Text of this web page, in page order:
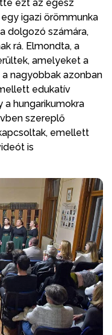
ezt az egész
igazi örömmunka
dolgozó számára,
rá. Elmondta, a
amelyeket a
nagyobbak azonban
edukatív
a hungarikumokra
szereplő
emellett
is